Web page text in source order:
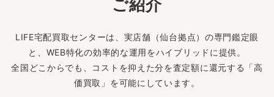
ご紹介
LIFE宅配買取センターは、実店舗（仙台拠点）の専門鑑定眼
と、WEB特化の効率的な運用をハイブリッドに提供。
全国どこからでも、コストを抑えた分を査定額に還元する「高
価買取」を可能にしています。